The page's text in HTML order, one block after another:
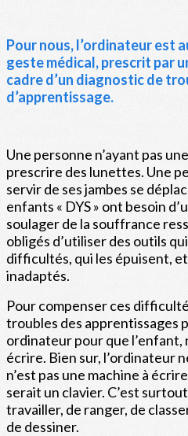
Pour nous, l’ordinateur est
geste médical, prescrit par
cadre d’un diagnostic de
d’apprentissage.
Une personne n’ayant pas
prescrire des lunettes. Une
servir de ses jambes se
enfants « DYS » ont besoin
soulager de la souffrance
obligés d’utiliser des outils
difficultés, qui les épuisent,
inadaptés.
Pour compenser ces
troubles des apprentissages
ordinateur pour que l’enfant,
écrire. Bien sur, l’ordinateur
n’est pas une machine à
serait un clavier. C’est
travailler, de ranger, de
de dessiner.